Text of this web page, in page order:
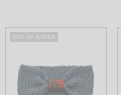
OUT OF STOCK